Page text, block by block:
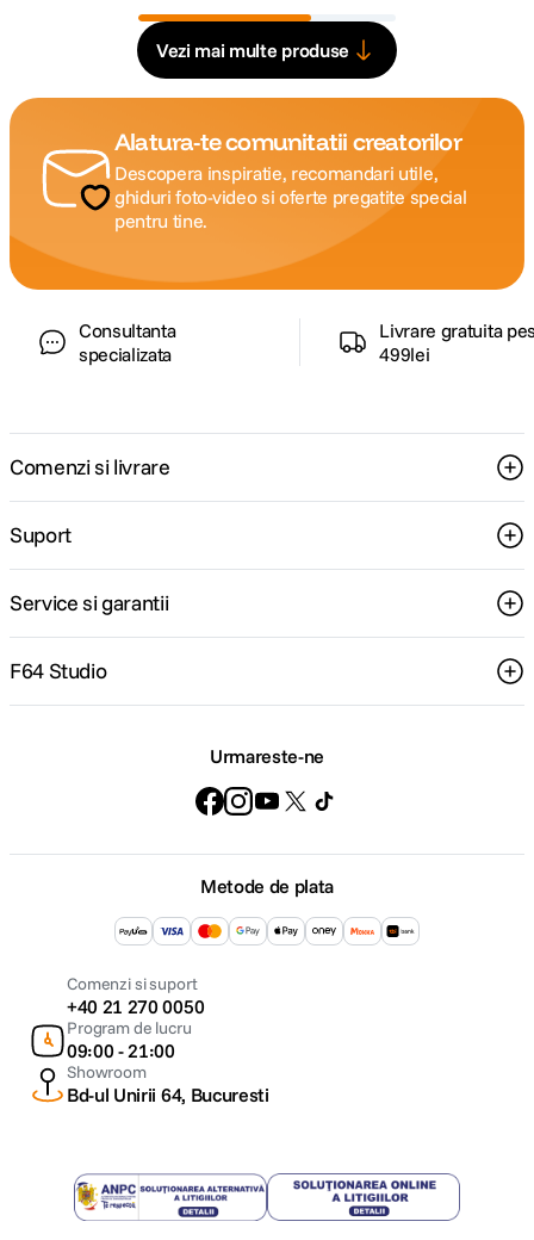
Vezi mai multe produse
Alatura-te comunitatii creatorilor
Descopera inspiratie, recomandari utile,
ghiduri foto-video si oferte pregatite special
pentru tine.
Consultanta
specializata
Livrare gratuita
499lei
Comenzi si livrare
Suport
Service si garantii
F64 Studio
Urmareste-ne
Metode de plata
Comenzi si suport
+40 21 270 0050
Program de lucru
09:00 - 21:00
Showroom
Bd-ul Unirii 64, Bucuresti